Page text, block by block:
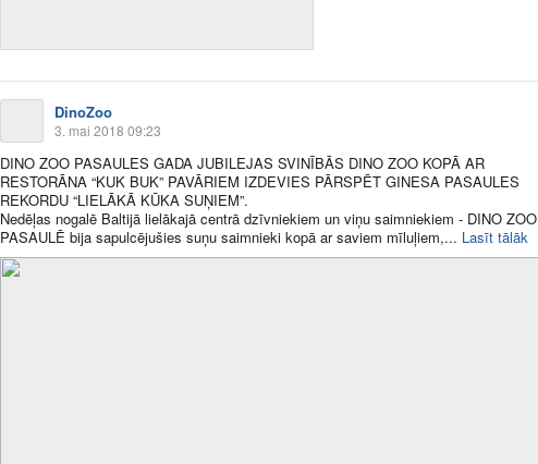
DinoZoo
3. mai 2018 09:23
DINO ZOO PASAULES GADA JUBILEJAS SVINĪBĀS DINO ZOO KOPĀ AR
RESTORĀNA “KUK BUK” PAVĀRIEM IZDEVIES PĀRSPĒT GINESA PASAULES
REKORDU “LIELĀKĀ KŪKA SUŅIEM”.
Nedēļas nogalē Baltijā lielākajā centrā dzīvniekiem un viņu saimniekiem - DINO ZOO
PASAULĒ bija sapulcējušies suņu saimnieki kopā ar saviem mīluļiem,​... Lasīt tālāk